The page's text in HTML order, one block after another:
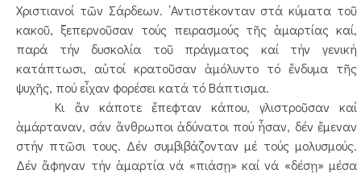
Χριστιανοί τῶν Σάρδεων. ᾿Αντιστέκονταν στά κύματα τοῦ
κακοῦ, ξεπερνοῦσαν τούς πειρασμούς τῆς ἁμαρτίας καί,
παρά τήν δυσκολία τοῦ πράγματος καί τήν γενική
κατάπτωσι, αὐτοί κρατοῦσαν ἀμόλυντο τό ἔνδυμα τῆς
ψυχῆς, πού εἶχαν φορέσει κατά τό Βάπτισμα.
Κι ἄν κάποτε ἔπεφταν κάπου, γλιστροῦσαν καί
ἁμάρταναν, σάν ἄνθρωποι ἀδύνατοι πού ἦσαν, δέν ἔμεναν
στήν πτῶσι τους. Δέν συμβιβάζονταν μέ τούς μολυσμούς.
Δέν ἄφηναν τήν ἁμαρτία νά «πιάσῃ» καί νά «δέσῃ» μέσα